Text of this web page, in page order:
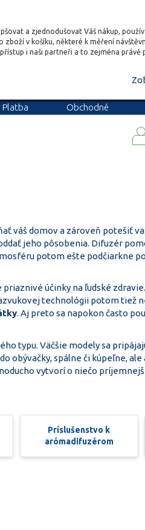
a zjednodušovat Váš nákup,
zboží v košíku, některé k měření
i naši partneři a to zejména právě
Platba
Obchodné
váš domov a zároveň potešiť
jeho pôsobenia. Difuzér
potom ešte podčiarkne
účinky na ľudské
technológii potom tiež
. Aj preto sa napokon často
typu. Väčšie modely sa
obývačky, spálne či kúpeľne,
vytvorí o niečo
Príslušenstvo k
arómadifuzérom